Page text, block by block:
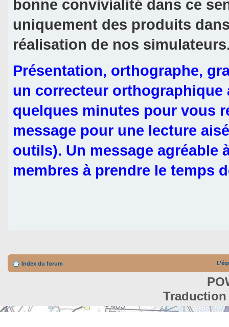
bonne convivialité dans ce
uniquement des produits
réalisation de nos
Présentation, orthographe,
un correcteur orthographique
quelques minutes pour vous
message pour une lecture
outils). Un message agréable
membres à prendre le temps
Index du forum